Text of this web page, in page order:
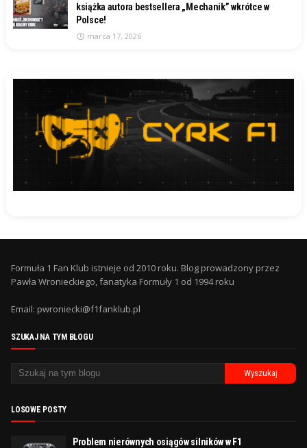
książka autora bestsellera „Mechanik” wkrótce w
Polsce!
marca 17, 2026
Formuła 1 Fan Klub istnieje od 2010 roku. Blog prowadzony przez
Pawła Wronieckiego, fanatyka Formuły 1 od 1994 roku
Email: pwroniecki@f1fanklub.pl
SZUKAJ NA TYM BLOGU
LOSOWE POSTY
Problem nierównych osiągów silników w F1